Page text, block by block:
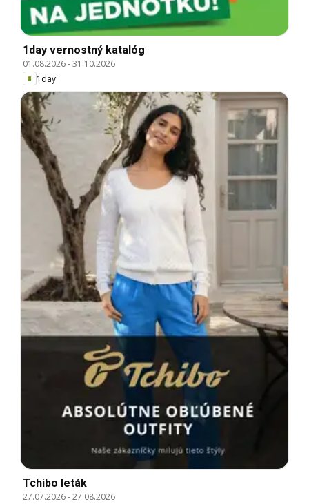
1day vernostný katalóg
01.08.2026-31.10.2026
1day
Tchibo leták
27.07.2026-27.08.2026